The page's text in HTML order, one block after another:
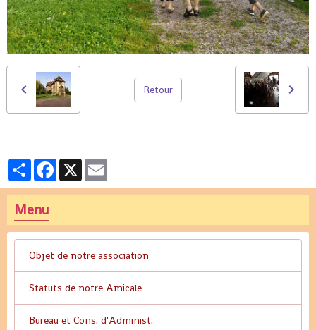
Retour
PartagerFacebook
X
Menu
Objet de notre association
Statuts de notre Amicale
Bureau et Cons. d'Administ.